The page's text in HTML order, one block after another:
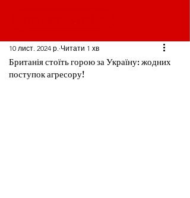
Британія стоїть горою за Україну: жодних
поступок агресору!
10 лист. 2024 р. Читати 1 хв